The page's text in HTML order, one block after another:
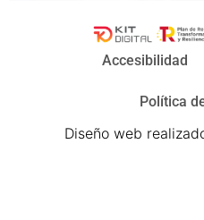
Accesibilidad
Política
Diseño web